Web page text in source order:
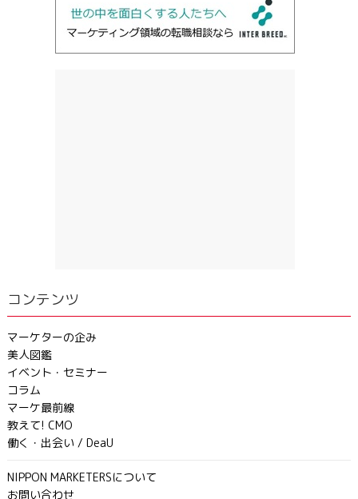
コンテンツ
マーケターの企み
美人図鑑
イベント・セミナー
コラム
マーケ最前線
教えて! CMO
働く・出会い / DeaU
NIPPON MARKETERSについて
お問い合わせ